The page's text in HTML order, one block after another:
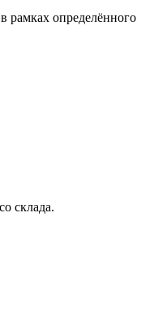
рамках определённого
склада.